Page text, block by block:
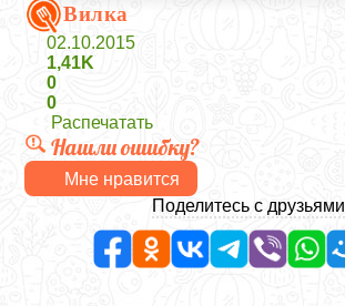
Вилка
02.10.2015
1,41K
0
0
Распечатать
Нашли ошибку?
Мне нравится
Поделитесь с друзьями